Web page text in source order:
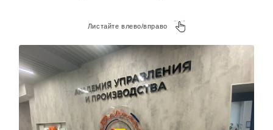
Листайте влево/вправо